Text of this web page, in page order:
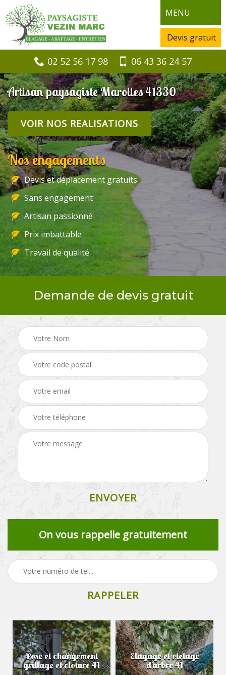
MENU
Devis gratuit
02 52 56 17 98 06 43 36 24 57
Artisan paysagiste Marolles 41330
VOIR NOS REALISATIONS
Nos engagements
Devis et déplacement gratuits
Sans engagement
Artisan passionné
Prix imbattable
Travail de qualité
Demande de devis gratuit
On vous rappelle gratuitement
Pose et changement
grillage et cloture 41
Elagage et etetage
d'arbre 41